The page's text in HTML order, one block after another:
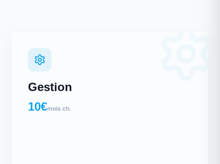
Gestion
10€mois ch.